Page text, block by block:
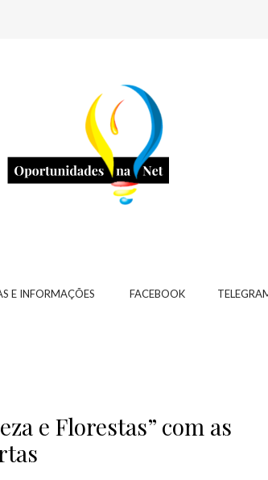
E INFORMAÇÕES FACEBOOK
e Florestas” com as